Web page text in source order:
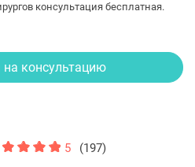
консультация бесплатная.
на консультацию
5 (197)